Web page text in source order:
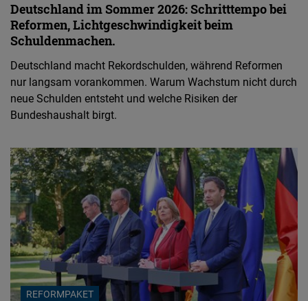
Deutschland im Sommer 2026: Schritttempo bei
Reformen, Lichtgeschwindigkeit beim
Schuldenmachen.
Deutschland macht Rekordschulden, während Reformen
nur langsam vorankommen. Warum Wachstum nicht durch
neue Schulden entsteht und welche Risiken der
Bundeshaushalt birgt.
REFORMPAKET